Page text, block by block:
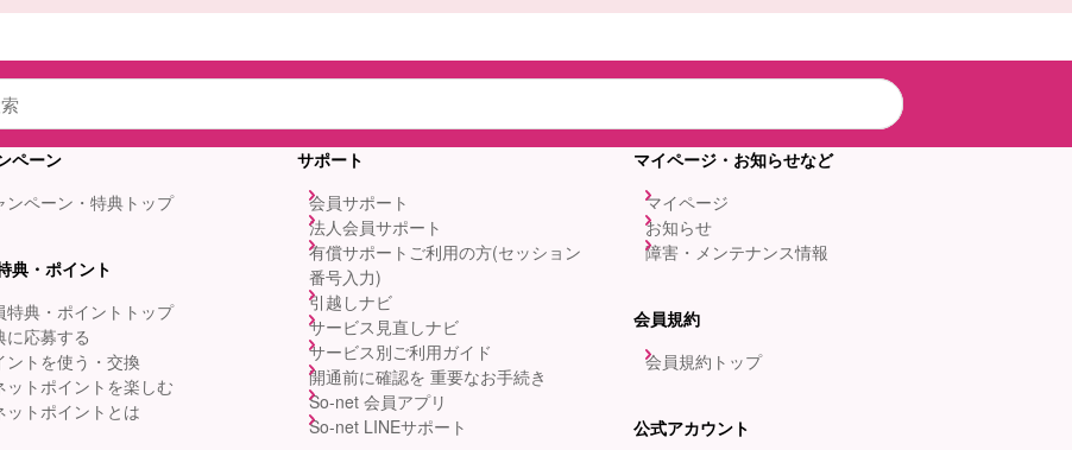
ペーン
ンペーン・特典トップ
典・ポイント
特典・ポイントトップ
に応募する
ントを使う・交換
ットポイントを楽しむ
ットポイントとは
サポート
会員サポート
法人会員サポート
有償サポートご利用の方(セッション
番号入力)
引越しナビ
サービス見直しナビ
サービス別ご利用ガイド
開通前に確認を 重要なお手続き
So-net 会員アプリ
So-net LINEサポート
マイページ・お知らせなど
マイページ
お知らせ
障害・メンテナンス情報
会員規約
会員規約トップ
公式アカウント